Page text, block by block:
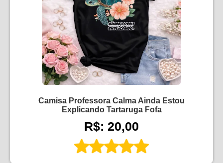
Camisa Professora Calma Ainda Estou
Explicando Tartaruga Fofa
R$: 20,00